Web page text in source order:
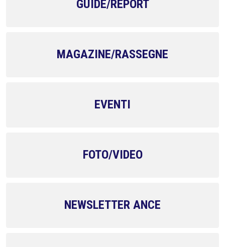
GUIDE/REPORT
MAGAZINE/RASSEGNE
EVENTI
FOTO/VIDEO
NEWSLETTER ANCE